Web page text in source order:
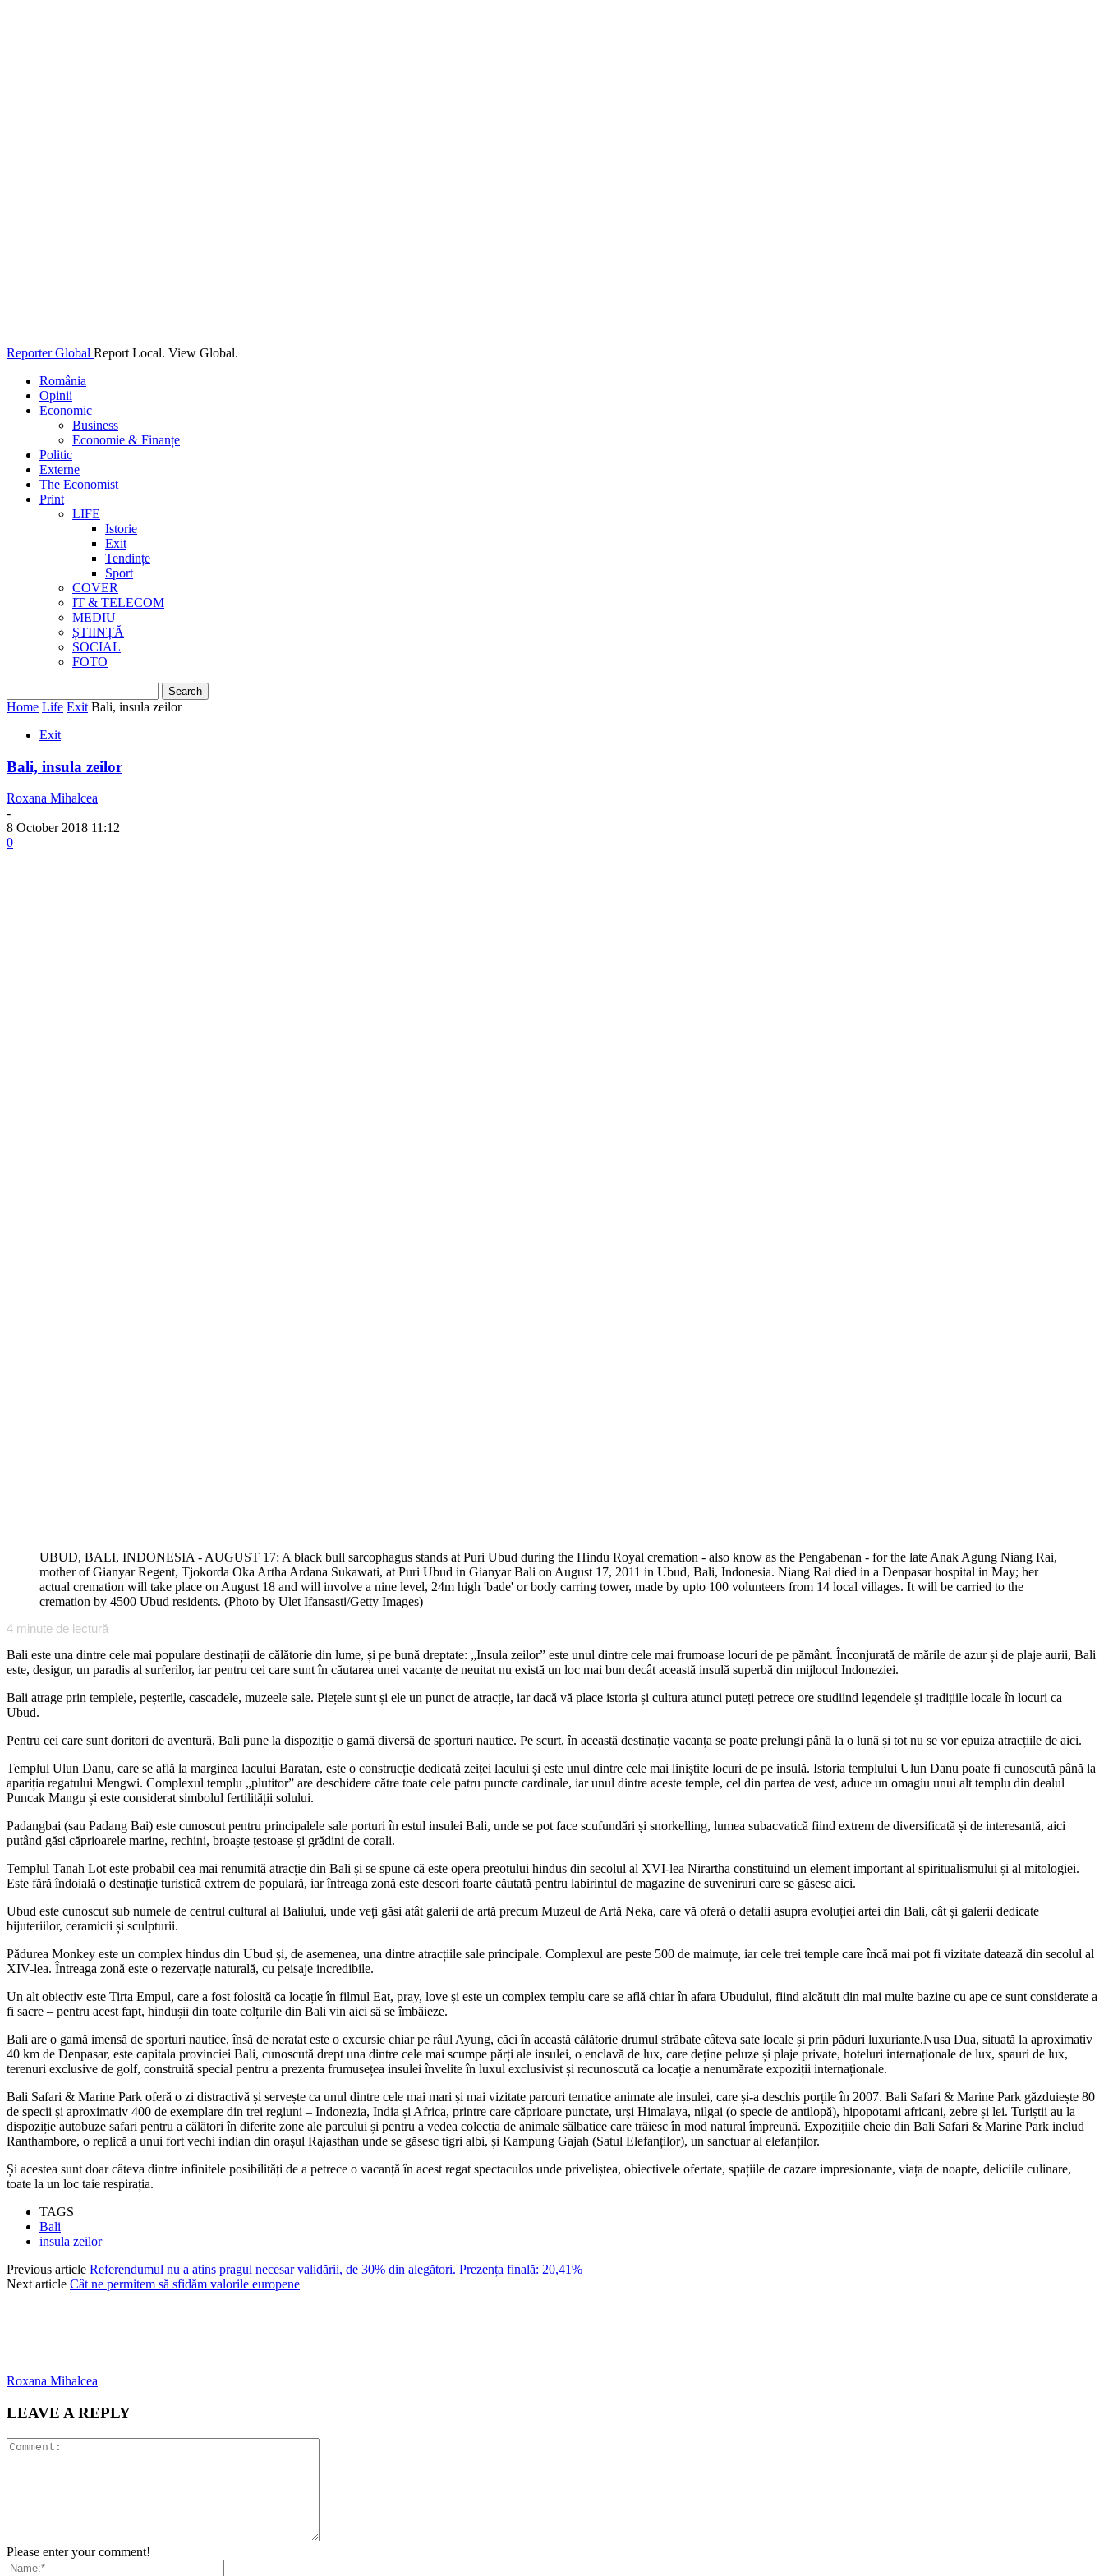
Reporter Global Report Local. View Global.
România
Opinii
Economic
Business
Economie & Finanțe
Politic
Externe
The Economist
Print
LIFE
Istorie
Exit
Tendințe
Sport
COVER
IT & TELECOM
MEDIU
ȘTIINȚĂ
SOCIAL
FOTO
Home Life Exit Bali, insula zeilor
Exit
Bali, insula zeilor
Roxana Mihalcea
-
8 October 2018 11:12
0
UBUD, BALI, INDONESIA - AUGUST 17: A black bull sarcophagus stands at Puri Ubud during the Hindu Royal cremation - also know as the Pengabenan - for the late Anak Agung Niang Rai,
mother of Gianyar Regent, Tjokorda Oka Artha Ardana Sukawati, at Puri Ubud in Gianyar Bali on August 17, 2011 in Ubud, Bali, Indonesia. Niang Rai died in a Denpasar hospital in May; her
actual cremation will take place on August 18 and will involve a nine level, 24m high 'bade' or body carring tower, made by upto 100 volunteers from 14 local villages. It will be carried to the
cremation by 4500 Ubud residents. (Photo by Ulet Ifansasti/Getty Images)
4 minute de lectură
Bali este una dintre cele mai populare destinații de călătorie din lume, și pe bună dreptate: „Insula zeilor” este unul dintre cele mai frumoase locuri de pe pământ. Înconjurată de mările de azur și de plaje aurii, Bali
este, desigur, un paradis al surferilor, iar pentru cei care sunt în căutarea unei vacanțe de neuitat nu există un loc mai bun decât această insulă superbă din mijlocul Indoneziei.
Bali atrage prin templele, peșterile, cascadele, muzeele sale. Piețele sunt și ele un punct de atracție, iar dacă vă place istoria și cultura atunci puteți petrece ore studiind legendele și tradițiile locale în locuri ca
Ubud.
Pentru cei care sunt doritori de aventură, Bali pune la dispoziție o gamă diversă de sporturi nautice. Pe scurt, în această destinație vacanța se poate prelungi până la o lună și tot nu se vor epuiza atracțiile de aici.
Templul Ulun Danu, care se află la marginea lacului Baratan, este o construcție dedicată zeiței lacului și este unul dintre cele mai liniștite locuri de pe insulă. Istoria templului Ulun Danu poate fi cunoscută până la
apariția regatului Mengwi. Complexul templu „plutitor” are deschidere către toate cele patru puncte cardinale, iar unul dintre aceste temple, cel din partea de vest, aduce un omagiu unui alt templu din dealul
Puncak Mangu și este considerat simbolul fertilității solului.
Padangbai (sau Padang Bai) este cunoscut pentru principalele sale porturi în estul insulei Bali, unde se pot face scufundări și snorkelling, lumea subacvatică fiind extrem de diversificată și de interesantă, aici
putând găsi căprioarele marine, rechini, broaște țestoase și grădini de corali.
Templul Tanah Lot este probabil cea mai renumită atracție din Bali și se spune că este opera preotului hindus din secolul al XVI-lea Nirartha constituind un element important al spiritualismului și al mitologiei.
Este fără îndoială o destinație turistică extrem de populară, iar întreaga zonă este deseori foarte căutată pentru labirintul de magazine de suveniruri care se găsesc aici.
Ubud este cunoscut sub numele de centrul cultural al Baliului, unde veți găsi atât galerii de artă precum Muzeul de Artă Neka, care vă oferă o detalii asupra evoluției artei din Bali, cât și galerii dedicate
bijuteriilor, ceramicii și sculpturii.
Pădurea Monkey este un complex hindus din Ubud și, de asemenea, una dintre atracțiile sale principale. Complexul are peste 500 de maimuțe, iar cele trei temple care încă mai pot fi vizitate datează din secolul al
XIV-lea. Întreaga zonă este o rezervație naturală, cu peisaje incredibile.
Un alt obiectiv este Tirta Empul, care a fost folosită ca locație în filmul Eat, pray, love și este un complex templu care se află chiar în afara Ubudului, fiind alcătuit din mai multe bazine cu ape ce sunt considerate a
fi sacre – pentru acest fapt, hindușii din toate colțurile din Bali vin aici să se îmbăieze.
Bali are o gamă imensă de sporturi nautice, însă de neratat este o excursie chiar pe râul Ayung, căci în această călătorie drumul străbate câteva sate locale și prin păduri luxuriante.Nusa Dua, situată la aproximativ
40 km de Denpasar, este capitala provinciei Bali, cunoscută drept una dintre cele mai scumpe părți ale insulei, o enclavă de lux, care deține peluze și plaje private, hoteluri internaționale de lux, spauri de lux,
terenuri exclusive de golf, construită special pentru a prezenta frumusețea insulei învelite în luxul exclusivist și recunoscută ca locație a nenumărate expoziții internaționale.
Bali Safari & Marine Park oferă o zi distractivă și servește ca unul dintre cele mai mari și mai vizitate parcuri tematice animate ale insulei, care și-a deschis porțile în 2007. Bali Safari & Marine Park găzduiește 80
de specii și aproximativ 400 de exemplare din trei regiuni – Indonezia, India și Africa, printre care căprioare punctate, urși Himalaya, nilgai (o specie de antilopă), hipopotami africani, zebre și lei. Turiștii au la
dispoziție autobuze safari pentru a călători în diferite zone ale parcului și pentru a vedea colecția de animale sălbatice care trăiesc în mod natural împreună. Expozițiile cheie din Bali Safari & Marine Park includ
Ranthambore, o replică a unui fort vechi indian din orașul Rajasthan unde se găsesc tigri albi, și Kampung Gajah (Satul Elefanților), un sanctuar al elefanților.
Și acestea sunt doar câteva dintre infinitele posibilități de a petrece o vacanță în acest regat spectaculos unde priveliștea, obiectivele ofertate, spațiile de cazare impresionante, viața de noapte, deliciile culinare,
toate la un loc taie respirația.
TAGS
Bali
insula zeilor
Previous article Referendumul nu a atins pragul necesar validării, de 30% din alegători. Prezența finală: 20,41%
Next article Cât ne permitem să sfidăm valorile europene
Roxana Mihalcea
LEAVE A REPLY
Please enter your comment!